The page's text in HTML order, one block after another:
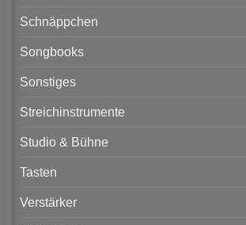
Schnäppchen
Songbooks
Sonstiges
Streichinstrumente
Studio & Bühne
Tasten
Verstärker